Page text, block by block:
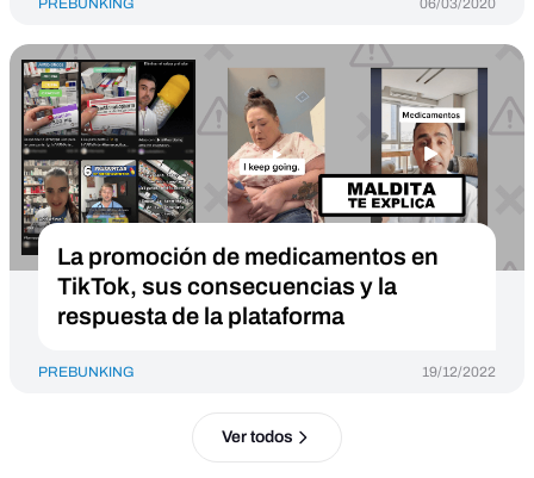
PREBUNKING 06/03/2020
La promoción de medicamentos en
TikTok, sus consecuencias y la
respuesta de la plataforma
PREBUNKING 19/12/2022
Ver todos